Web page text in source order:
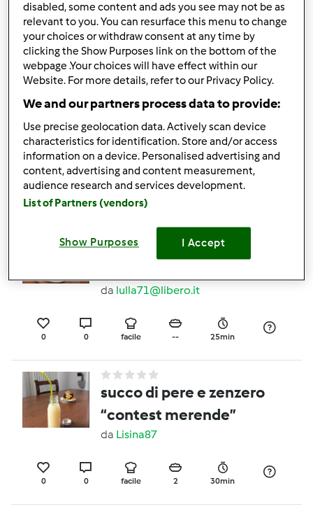
davira81
0 0 facile 6 10min
caffè shakerato
daOspite
10min
cioccolata calda
panna al cacao
(contest cioccolate
calde)
da lulla71@libero.it
0 0 facile -- 25min
succo di pere e zenzero
“contest merende”
da Lisina87
0 0 facile 2 30min
disabled, some content and ads you see may not be as
relevant to you. You can resurface this menu to change
your choices or withdraw consent at any time by
clicking the Show Purposes link on the bottom of the
webpage .Your choices will have effect within our
Website. For more details, refer to our Privacy Policy.
We and our partners process data to provide:
Use precise geolocation data. Actively scan device
characteristics for identification. Store and/or access
information on a device. Personalised advertising and
content, advertising and content measurement,
audience research and services development.
List of Partners (vendors)
Show Purposes I Accept